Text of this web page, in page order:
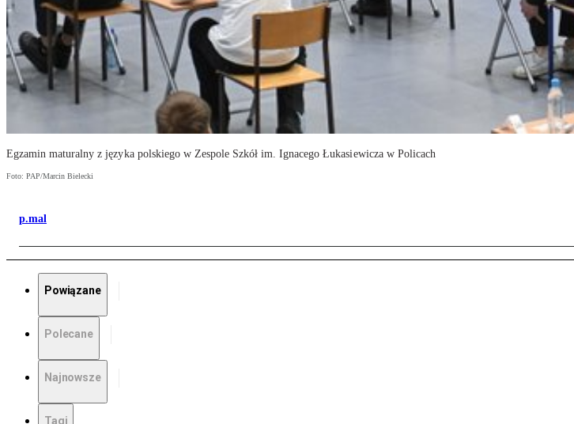
Egzamin maturalny z języka polskiego w Zespole Szkół im. Ignacego Łukasiewicza w Policach
Foto: PAP/Marcin Bielecki
p.mal
Powiązane
Polecane
Najnowsze
Tagi